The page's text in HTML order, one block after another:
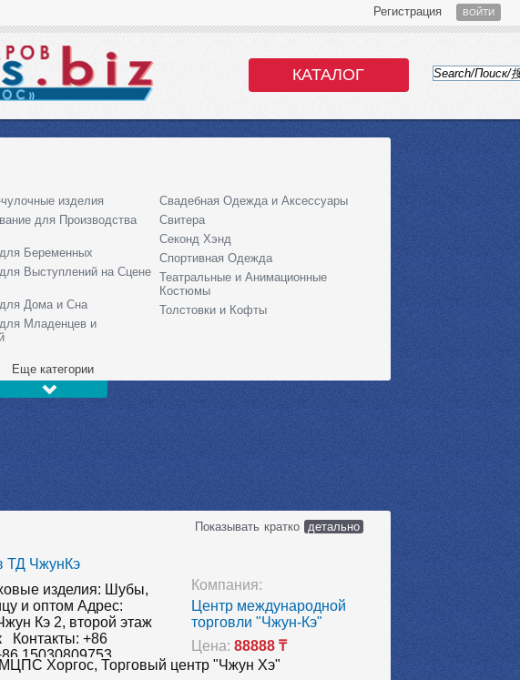
Регистрация ВОЙТИ
КАТАЛОГ
изделия
для Производства
Беременных
Выступлений на Сцене
Дома и Сна
Младенцев и
Свадебная Одежда и Аксессуары
Свитера
Секонд Хэнд
Спортивная Одежда
Театральные и Анимационные
Костюмы
Толстовки и Кофты
Еще категории
Показывать кратко детально
ТД ЧжунКэ
изделия: Шубы,
и оптом Адрес:
Кэ 2, второй этаж
Контакты: +86
15030809753,
Компания:
Центр международной
торговли "Чжун-Кэ"
Цена: 88888 ₸
МЦПС Хоргос, Торговый центр "Чжун Хэ"